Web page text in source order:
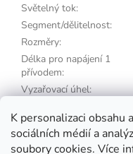
K personalizaci obsahu
sociálních médií a
soubory cookies. Více
Světelný tok:
Segment/dělitelnost:
Rozměry:
Délka pro napájení 1
přívodem:
Vyzařovací úhel: